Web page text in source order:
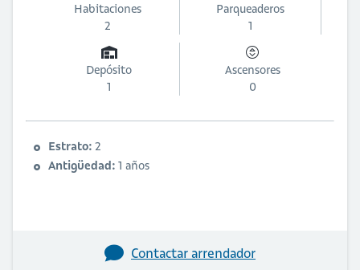
Habitaciones
2
Parqueaderos
1
Depósito
1
Ascensores
0
Estrato: 2
Antigüedad: 1 años
Contactar arrendador